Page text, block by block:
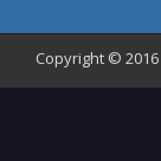
Copyright © 2016